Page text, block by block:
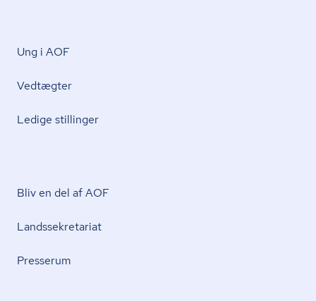
Ung i AOF
Vedtægter
Ledige stillinger
Bliv en del af AOF
Lands­se­kre­ta­ri­at
Presserum